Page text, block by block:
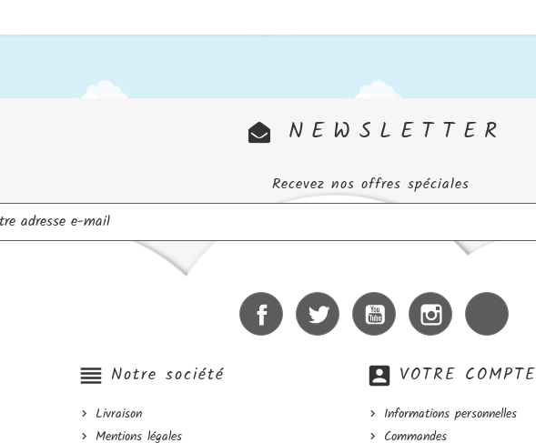
NEWSLETTER
Recevez nos offres spéciales
Facebook Twitter YouTube Instagram
reorder Notre société
Livraison
Mentions légales
account_box VOTRE COMPTE
Informations personnelles
Commandes